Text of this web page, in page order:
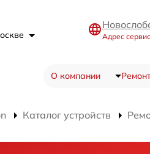
Адрес
О компании
Каталог устройств